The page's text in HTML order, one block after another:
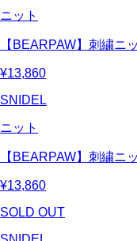
ニット
【BEARPAW】刺繍ニ
¥13,860
SNIDEL
ニット
【BEARPAW】刺繍ニ
¥13,860
SOLD OUT